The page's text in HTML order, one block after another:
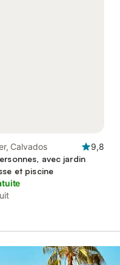
Calvados
9,8
avec jardin
et piscine